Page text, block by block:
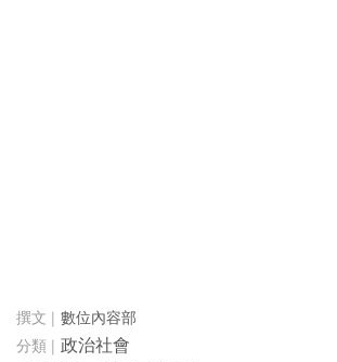
數位內容部
政治社會